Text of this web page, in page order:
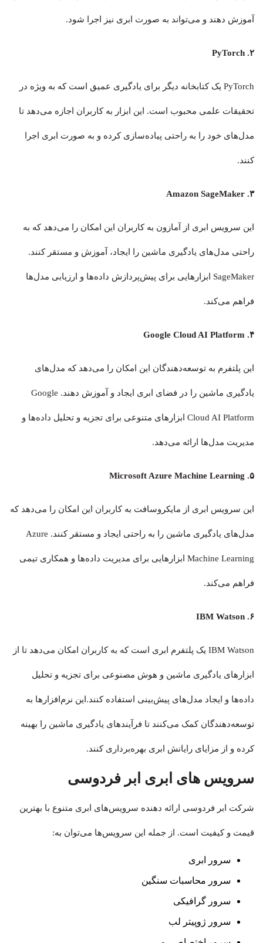
آموزش دهند و می‌تواند به صورت ابری نیز اجرا شود.
۲. PyTorch
PyTorch یک کتابخانه دیگر برای یادگیری عمیق است که به ویژه در
تحقیقات علمی محبوب است. این ابزار به کاربران اجازه می‌دهد تا
مدل‌های خود را به راحتی پیاده‌سازی کرده و به صورت ابری اجرا
کنند.
۳. Amazon SageMaker
این سرویس ابری از آمازون به کاربران این امکان را می‌دهد که به
راحتی مدل‌های یادگیری ماشین را ایجاد، آموزش و مستقر کنند.
SageMaker ابزارهایی برای پیش‌پردازش داده‌ها و ارزیابی مدل‌ها
فراهم می‌کند.
۴. Google Cloud AI Platform
این پلتفرم به توسعه‌دهندگان این امکان را می‌دهد که مدل‌های
یادگیری ماشین را در فضای ابری ایجاد و آموزش دهند. Google
Cloud AI Platform ابزارهای متنوعی برای تجزیه و تحلیل داده‌ها و
مدیریت مدل‌ها ارائه می‌دهد.
۵. Microsoft Azure Machine Learning
این سرویس ابری از مایکروسافت به کاربران این امکان را می‌دهد که
مدل‌های یادگیری ماشین را به راحتی ایجاد و مستقر کنند. Azure
Machine Learning ابزارهایی برای مدیریت داده‌ها و همکاری تیمی
فراهم می‌کند.
۶. IBM Watson
IBM Watson یک پلتفرم ابری است که به کاربران امکان می‌دهد تا از
ابزارهای یادگیری ماشین و هوش مصنوعی برای تجزیه و تحلیل
داده‌ها و ایجاد مدل‌های پیش‌بینی استفاده کنند.این نرم‌افزارها به
توسعه‌دهندگان کمک می‌کنند تا فرآیندهای یادگیری ماشین را بهینه
کرده و از مزایای رایانش ابری بهره‌برداری کنند.
سرویس های ابری ابر فردوسی
شرکت ابر فردوسی ارائه دهنده سرویس‌های ابری متنوع با بهترین
قیمت و کیفیت است. از جمله این سرویس‌ها می‌توان به:
سرور ابری
سرور محاسبات سنگین
سرور گرافیکی
سرور ژوپیتر لب